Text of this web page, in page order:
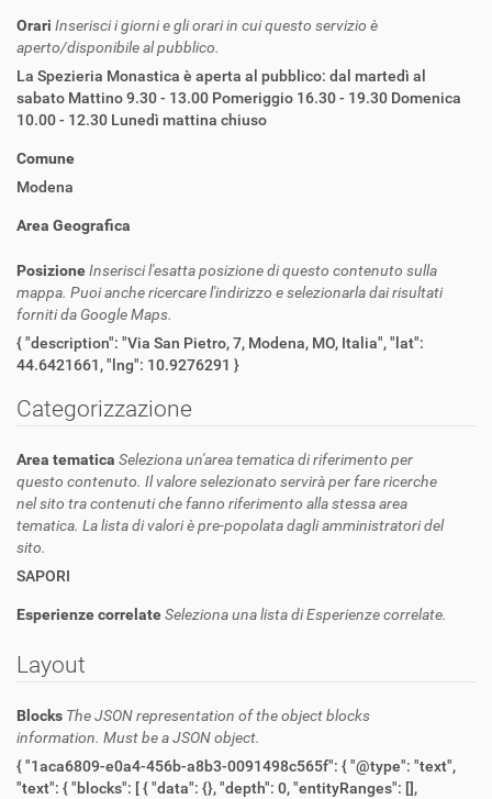
Orari Inserisci i giorni e gli orari in cui questo servizio è
aperto/disponibile al pubblico.
La Spezieria Monastica è aperta al pubblico: dal martedì al
sabato Mattino 9.30 - 13.00 Pomeriggio 16.30 - 19.30 Domenica
10.00 - 12.30 Lunedì mattina chiuso
Comune
Modena
Area Geografica
PosizioneInserisci l'esatta posizione di questo contenuto sulla
mappa. Puoi anche ricercare l'indirizzo e selezionarla dai risultati
forniti da Google Maps.
{ "description": "Via San Pietro, 7, Modena, MO, Italia", "lat":
44.6421661, "lng": 10.9276291 }
Categorizzazione
Area tematica Seleziona un'area tematica di riferimento per
questo contenuto. Il valore selezionato servirà per fare ricerche
nel sito tra contenuti che fanno riferimento alla stessa area
tematica. La lista di valori è pre-popolata dagli amministratori del
sito.
SAPORI
Esperienze correlateSeleziona una lista di Esperienze correlate.
Layout
Blocks The JSON representation of the object blocks
information. Must be a JSON object.
{ "1aca6809-e0a4-456b-a8b3-0091498c565f": { "@type": "text",
"text": { "blocks": [ { "data": {}, "depth": 0, "entityRanges": [],